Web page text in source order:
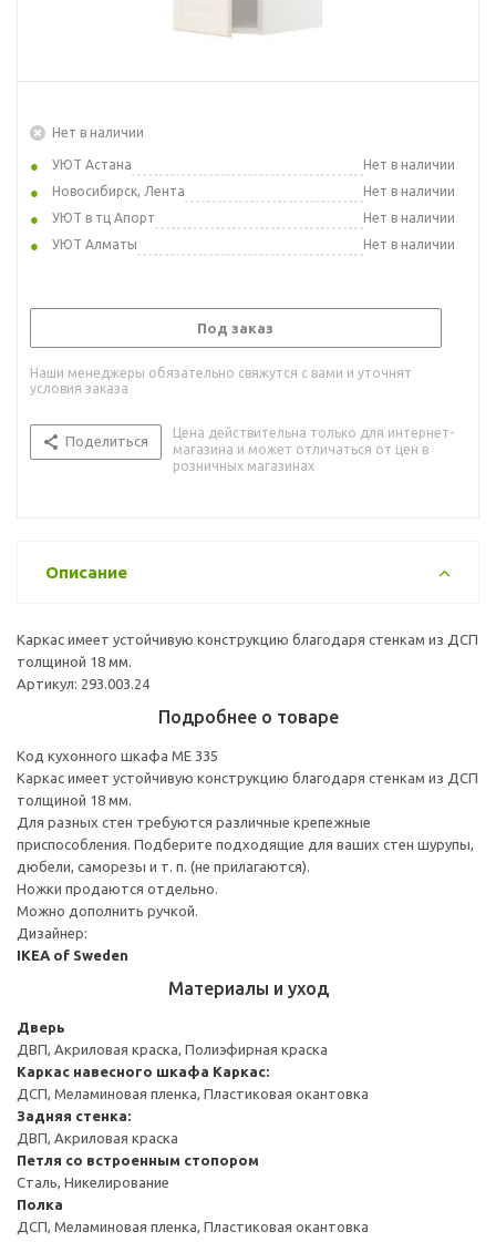
Нет в наличии
УЮТ Астана
Нет в наличии
Новосибирск, Лента
Нет в наличии
УЮТ в тц Апорт
Нет в наличии
УЮТ Алматы
Нет в наличии
Под заказ
Наши менеджеры обязательно свяжутся с вами и уточнят
условия заказа
Поделиться
Цена действительна только для интернет-
магазина и может отличаться от цен в
розничных магазинах
Описание
Каркас имеет устойчивую конструкцию благодаря стенкам из ДСП
толщиной 18 мм.
Артикул: 293.003.24
Подробнее о товаре
Код кухонного шкафа ME 335
Каркас имеет устойчивую конструкцию благодаря стенкам из ДСП
толщиной 18 мм.
Для разных стен требуются различные крепежные
приспособления. Подберите подходящие для ваших стен шурупы,
дюбели, саморезы и т. п. (не прилагаются).
Ножки продаются отдельно.
Можно дополнить ручкой.
Дизайнер:
IKEA of Sweden
Материалы и уход
Дверь
ДВП, Акриловая краска, Полиэфирная краска
Каркас навесного шкафа Каркас:
ДСП, Меламиновая пленка, Пластиковая окантовка
Задняя стенка:
ДВП, Акриловая краска
Петля со встроенным стопором
Сталь, Никелирование
Полка
ДСП, Меламиновая пленка, Пластиковая окантовка